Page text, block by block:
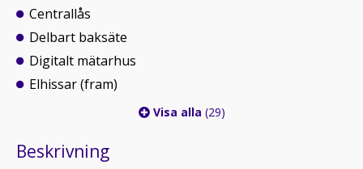
Centrallås
Delbart baksäte
Digitalt mätarhus
Elhissar (fram)
Visa alla (29)
Beskrivning